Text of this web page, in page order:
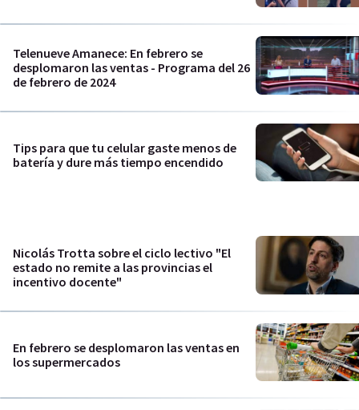
Telenueve Amanece: En febrero se
desplomaron las ventas - Programa del 26
de febrero de 2024
Tips para que tu celular gaste menos de
batería y dure más tiempo encendido
Nicolás Trotta sobre el ciclo lectivo "El
estado no remite a las provincias el
incentivo docente"
En febrero se desplomaron las ventas en
los supermercados